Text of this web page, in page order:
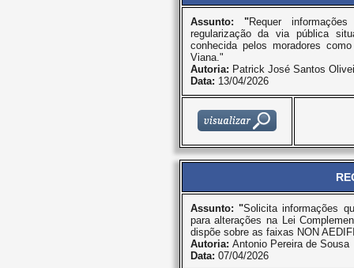
Assunto: "Requer
regularização da via pública
conhecida pelos moradores
Viana."
Autoria: Patrick José Santos
Data: 13/04/2026
Assunto: "Solicita informações
para alterações na Lei
dispõe sobre as faixas NON
Autoria: Antonio Pereira de Sousa
Data: 07/04/2026